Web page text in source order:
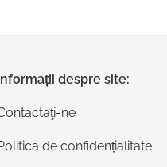
despre site:
ne
de confidențialitate